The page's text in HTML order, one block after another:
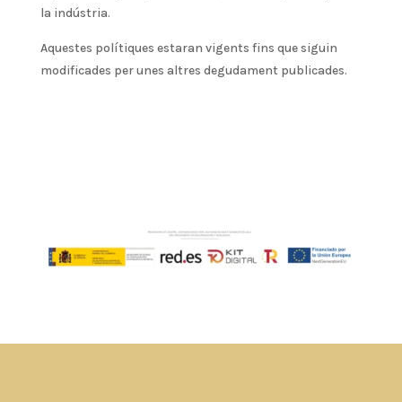
la indústria.
Aquestes polítiques estaran vigents fins que siguin
modificades per unes altres degudament publicades.